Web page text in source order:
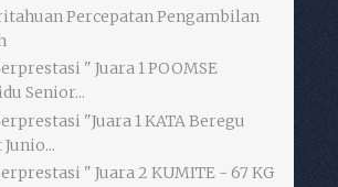
Percepatan Pengambilan
" Juara 1 POOMSE
Senior...
"Juara 1 KATA Beregu
Junio...
" Juara 2 KUMITE - 67 KG